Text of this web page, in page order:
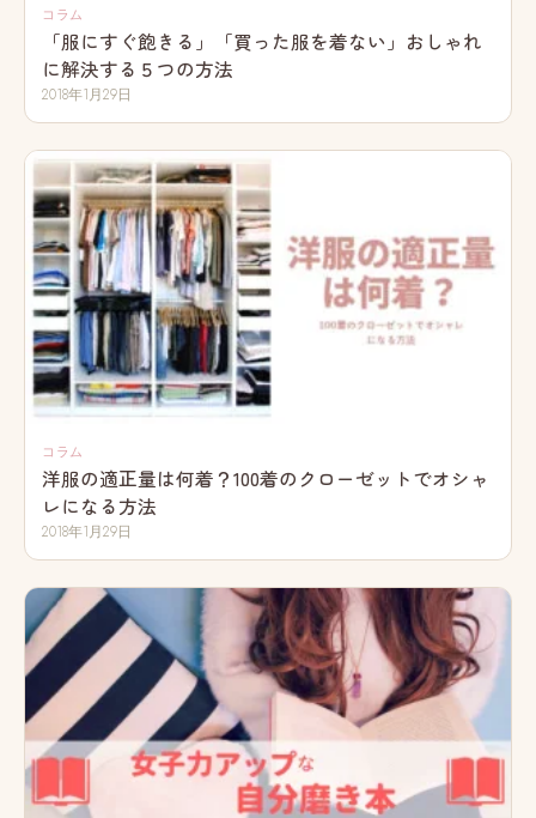
コラム
「服にすぐ飽きる」「買った服を着ない」おしゃれ
に解決する５つの方法
2018年1月29日
コラム
洋服の適正量は何着？100着のクローゼットでオシャ
レになる方法
2018年1月29日